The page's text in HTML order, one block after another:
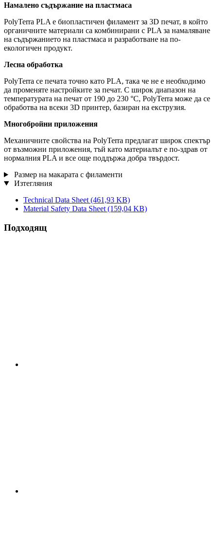
Намалено съдържание на пластмаса
PolyTerra PLA е биопластичен филамент за 3D печат, в който
органичните материали са комбинирани с PLA за намаляване
на съдържанието на пластмаса и разработване на по-
екологичен продукт.
Лесна обработка
PolyTerra се печата точно като PLA, така че не е необходимо
да променяте настройките за печат. С широк диапазон на
температурата на печат от 190 до 230 °C, PolyTerra може да се
обработва на всеки 3D принтер, базиран на екструзия.
Многобройни приложения
Механичните свойства на PolyTerra предлагат широк спектър
от възможни приложения, тъй като материалът е по-здрав от
нормалния PLA и все още поддържа добра твърдост.
Размер на макарата с филаменти
Изтегляния
Technical Data Sheet (461,93 KB)
Material Safety Data Sheet (159,04 KB)
Подходящ